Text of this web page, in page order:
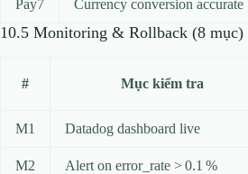
Pay7 Currency conversion accurate
10.5 Monitoring & Rollback (8 mục)
# Mục kiểm tra
M1 Datadog dashboard live
M2 Alert on error_rate > 0.1 %